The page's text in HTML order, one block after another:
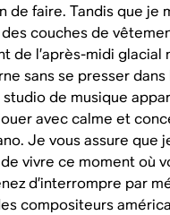
de faire. Tandis que je
couches de
de l’après-midi glacial
sans se presser
studio de musique
avec calme et
Je vous assure que
vivre ce moment où
d’interrompre par
compositeurs